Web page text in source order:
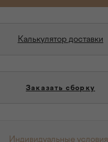
Калькулятор доставки
Заказать сборку
Индивидуальные